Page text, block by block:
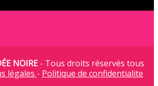
NOIRE - Tous droits réservés tous
légales - Politique de confidentialite